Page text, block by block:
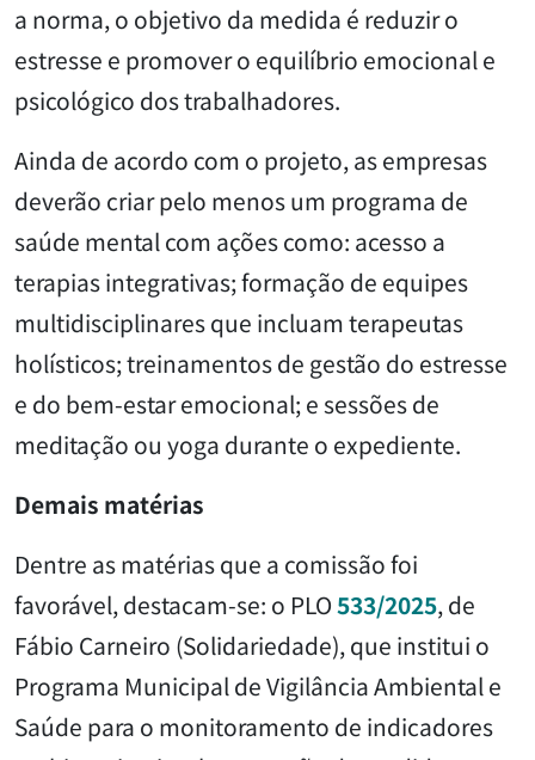
a norma, o objetivo da medida é reduzir o
estresse e promover o equilíbrio emocional e
psicológico dos trabalhadores.
Ainda de acordo com o projeto, as empresas
deverão criar pelo menos um programa de
saúde mental com ações como: acesso a
terapias integrativas; formação de equipes
multidisciplinares que incluam terapeutas
holísticos; treinamentos de gestão do estresse
e do bem-estar emocional; e sessões de
meditação ou yoga durante o expediente.
Demais matérias
Dentre as matérias que a comissão foi
favorável, destacam-se: o PLO533/2025, de
Fábio Carneiro (Solidariedade), que institui o
Programa Municipal de Vigilância Ambiental e
Saúde para o monitoramento de indicadores